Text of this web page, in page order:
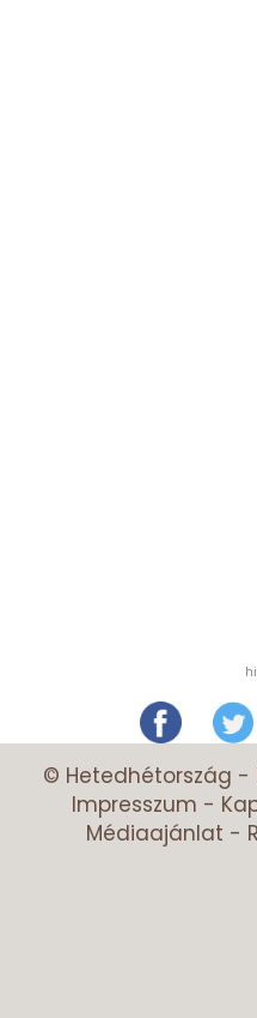
© Hetedhétország
Impresszum -
Médiaajánlat -